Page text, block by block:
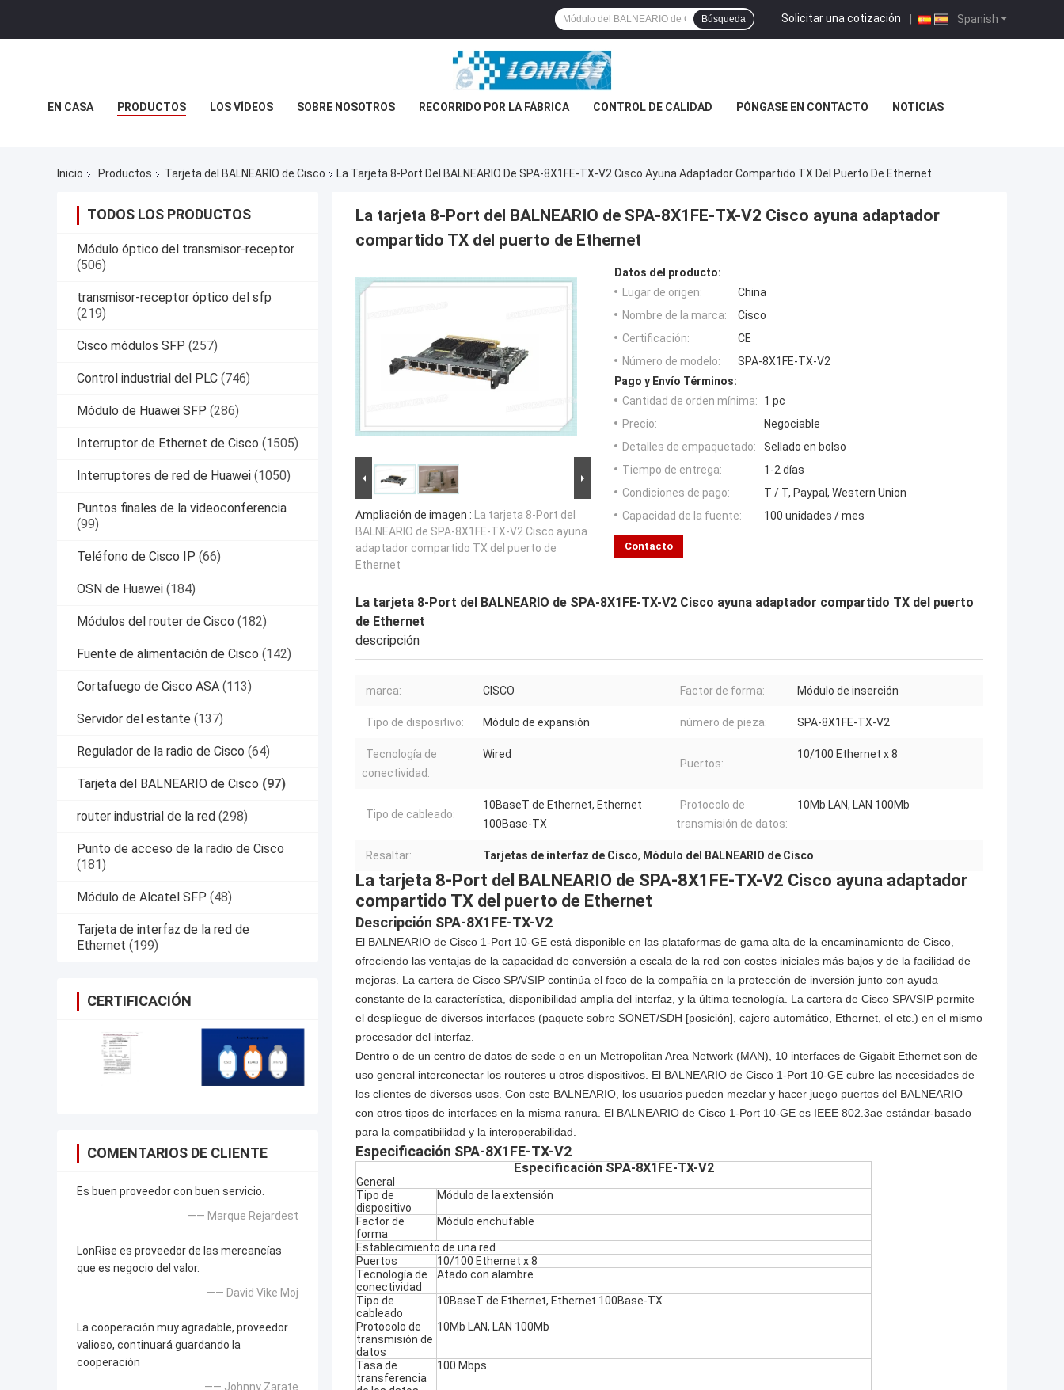
Spanish
Solicitar una cotización |
Búsqueda
EN CASA PRODUCTOS LOS VÍDEOS SOBRE NOSOTROS RECORRIDO POR LA FÁBRICA CONTROL DE CALIDAD PÓNGASE EN CONTACTO NOTICIAS
Inicio Productos Tarjeta del BALNEARIO de Cisco La Tarjeta 8-Port Del BALNEARIO De SPA-8X1FE-TX-V2 Cisco Ayuna Adaptador Compartido TX Del Puerto De Ethernet
TODOS LOS PRODUCTOS
Módulo óptico del transmisor-receptor
(506)
transmisor-receptor óptico del sfp
(219)
Cisco módulos SFP (257)
Control industrial del PLC (746)
Módulo de Huawei SFP (286)
Interruptor de Ethernet de Cisco (1505)
Interruptores de red de Huawei (1050)
Puntos finales de la videoconferencia
(99)
Teléfono de Cisco IP (66)
OSN de Huawei (184)
Módulos del router de Cisco (182)
Fuente de alimentación de Cisco (142)
Cortafuego de Cisco ASA (113)
Servidor del estante (137)
Regulador de la radio de Cisco (64)
Tarjeta del BALNEARIO de Cisco (97)
router industrial de la red (298)
Punto de acceso de la radio de Cisco
(181)
Módulo de Alcatel SFP (48)
Tarjeta de interfaz de la red de
Ethernet (199)
CERTIFICACIÓN
COMENTARIOS DE CLIENTE
Es buen proveedor con buen servicio.
—— Marque Rejardest
LonRise es proveedor de las mercancías
que es negocio del valor.
—— David Vike Moj
La cooperación muy agradable, proveedor
valioso, continuará guardando la
cooperación
—— Johnny Zarate
La tarjeta 8-Port del BALNEARIO de SPA-8X1FE-TX-V2 Cisco ayuna adaptador
compartido TX del puerto de Ethernet
Ampliación de imagen : La tarjeta 8-Port del
BALNEARIO de SPA-8X1FE-TX-V2 Cisco ayuna
adaptador compartido TX del puerto de
Ethernet
Datos del producto:
Lugar de origen:
China
Nombre de la marca:
Cisco
Certificación:
CE
Número de modelo:
SPA-8X1FE-TX-V2
Pago y Envío Términos:
Cantidad de orden mínima:
1 pc
Precio:
Negociable
Detalles de empaquetado:
Sellado en bolso
Tiempo de entrega:
1-2 días
Condiciones de pago:
T / T, Paypal, Western Union
Capacidad de la fuente:
100 unidades / mes
Contacto
La tarjeta 8-Port del BALNEARIO de SPA-8X1FE-TX-V2 Cisco ayuna adaptador compartido TX del puerto
de Ethernet
descripción
marca: CISCO Factor de forma: Módulo de inserción
Tipo de dispositivo: Módulo de expansión número de pieza: SPA-8X1FE-TX-V2
Tecnología de
conectividad:
Wired
Puertos:
10/100 Ethernet x 8
Tipo de cableado:
10BaseT de Ethernet, Ethernet
100Base-TX
Protocolo de
transmisión de datos:
10Mb LAN, LAN 100Mb
Resaltar: Tarjetas de interfaz de Cisco, Módulo del BALNEARIO de Cisco
La tarjeta 8-Port del BALNEARIO de SPA-8X1FE-TX-V2 Cisco ayuna adaptador
compartido TX del puerto de Ethernet
Descripción SPA-8X1FE-TX-V2
El BALNEARIO de Cisco 1-Port 10-GE está disponible en las plataformas de gama alta de la encaminamiento de Cisco,
ofreciendo las ventajas de la capacidad de conversión a escala de la red con costes iniciales más bajos y de la facilidad de
mejoras. La cartera de Cisco SPA/SIP continúa el foco de la compañía en la protección de inversión junto con ayuda
constante de la característica, disponibilidad amplia del interfaz, y la última tecnología. La cartera de Cisco SPA/SIP permite
el despliegue de diversos interfaces (paquete sobre SONET/SDH [posición], cajero automático, Ethernet, el etc.) en el mismo
procesador del interfaz.
Dentro o de un centro de datos de sede o en un Metropolitan Area Network (MAN), 10 interfaces de Gigabit Ethernet son de
uso general interconectar los routeres u otros dispositivos. El BALNEARIO de Cisco 1-Port 10-GE cubre las necesidades de
los clientes de diversos usos. Con este BALNEARIO, los usuarios pueden mezclar y hacer juego puertos del BALNEARIO
con otros tipos de interfaces en la misma ranura. El BALNEARIO de Cisco 1-Port 10-GE es IEEE 802.3ae estándar-basado
para la compatibilidad y la interoperabilidad.
Especificación SPA-8X1FE-TX-V2
Especificación SPA-8X1FE-TX-V2
General
Tipo de
dispositivo
Módulo de la extensión
Factor de
forma
Módulo enchufable
Establecimiento de una red
Puertos
10/100 Ethernet x 8
Tecnología de
conectividad
Atado con alambre
Tipo de
cableado
10BaseT de Ethernet, Ethernet 100Base-TX
Protocolo de
transmisión de
datos
10Mb LAN, LAN 100Mb
Tasa de
transferencia
100 Mbps